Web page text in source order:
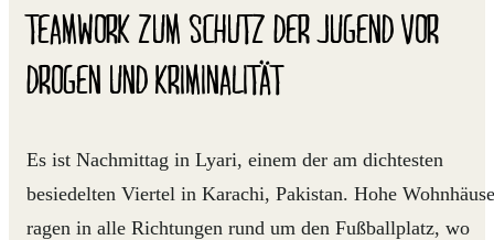
TEAMWORK ZUM SCHUTZ DER JUGEND VOR
DROGEN UND KRIMINALITÄT
Es ist Nachmittag in Lyari, einem der am dichtesten
besiedelten Viertel in Karachi, Pakistan. Hohe
ragen in alle Richtungen rund um den Fußballplatz, wo